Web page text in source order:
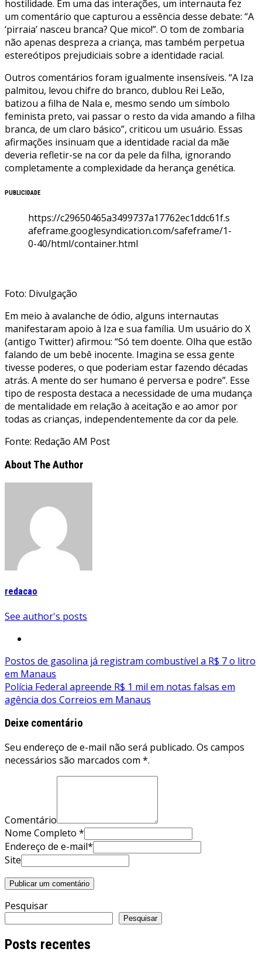
hostilidade. Em uma das interações, um internauta fez
um comentário que capturou a essência desse debate: “A
‘pirraia’ nasceu branca? Que mico!”. O tom de zombaria
não apenas despreza a criança, mas também perpetua
estereótipos prejudiciais sobre a identidade racial.
Outros comentários foram igualmente insensíveis. “A Iza
palmitou, levou chifre do branco, dublou Rei Leão,
batizou a filha de Nala e, mesmo sendo um símbolo
feminista preto, vai passar o resto da vida amando a filha
branca, de um claro básico”, criticou um usuário. Essas
afirmações insinuam que a identidade racial da mãe
deveria refletir-se na cor da pele da filha, ignorando
completamente a complexidade da herança genética.
PUBLICIDADE
https://c29650465a3499737a17762ec1ddc61f.s
afeframe.googlesyndication.com/safeframe/1-
0-40/html/container.html
Foto: Divulgação
Em meio à avalanche de ódio, alguns internautas
manifestaram apoio à Iza e sua família. Um usuário do X
(antigo Twitter) afirmou: “Só tem doente. Olha que estão
falando de um bebê inocente. Imagina se essa gente
tivesse poderes, o que poderiam estar fazendo décadas
atrás. A mente do ser humano é perversa e podre”. Esse
tipo de resposta destaca a necessidade de uma mudança
de mentalidade em relação à aceitação e ao amor por
todas as crianças, independentemente da cor da pele.
Fonte: Redação AM Post
About The Author
redacao
See author's posts
Navegação
de
Post
Postos de gasolina já registram combustível a R$ 7 o litro
em Manaus
Polícia Federal apreende R$ 1 mil em notas falsas em
agência dos Correios em Manaus
Deixe comentário
Seu endereço de e-mail não será publicado. Os campos
necessários são marcados com *.
Comentário
Nome Completo *
Endereço de e-mail*
Site
Pesquisar
Pesquisar
Posts recentes